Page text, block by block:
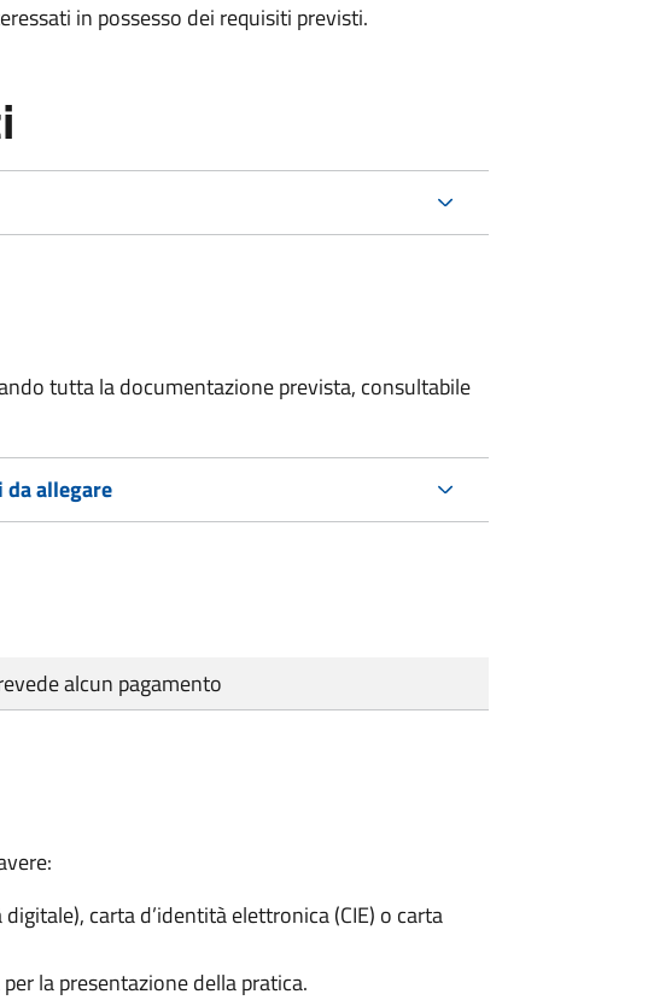
in possesso dei requisiti previsti.
tutta la documentazione prevista, consultabile
allegare
alcun pagamento
carta d’identità elettronica (CIE) o carta
la presentazione della pratica.